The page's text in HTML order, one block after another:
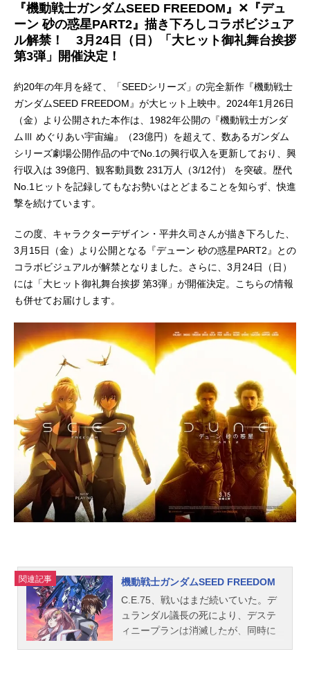
『機動戦士ガンダムSEED FREEDOM』✕『デュ
ーン 砂の惑星PART2』描き下ろしコラボビジュア
ル解禁！ 3月24日（日）「大ヒット御礼舞台挨拶
第3弾」開催決定！
約20年の年月を経て、「SEEDシリーズ」の完全新作『機動戦士
ガンダムSEED FREEDOM』が大ヒット上映中。2024年1月26日
（金）より公開された本作は、1982年公開の『機動戦士ガンダ
ムⅢ めぐりあい宇宙編』（23億円）を超えて、数あるガンダム
シリーズ劇場公開作品の中でNo.1の興行収入を更新しており、興
行収入は 39億円、観客動員数 231万人（3/12付） を突破。歴代
No.1ヒットを記録してもなお勢いはとどまることを知らず、快進
撃を続けています。
この度、キャラクターデザイン・平井久司さんが描き下ろした、
3月15日（金）より公開となる『デューン 砂の惑星PART2』との
コラボビジュアルが解禁となりました。さらに、3月24日（日）
には「大ヒット御礼舞台挨拶 第3弾」が開催決定。こちらの情報
も併せてお届けします。
関連記事
機動戦士ガンダムSEED FREEDOM
C.E.75、戦いはまだ続いていた。デ
ュランダル議長の死により、デステ
ィニープランは消滅したが、同時に